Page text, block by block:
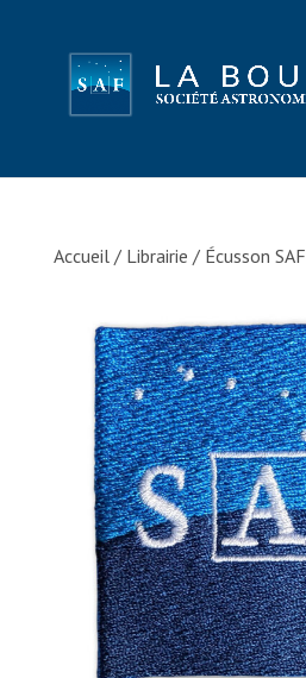
Accueil/ Librairie / Écusson SAF